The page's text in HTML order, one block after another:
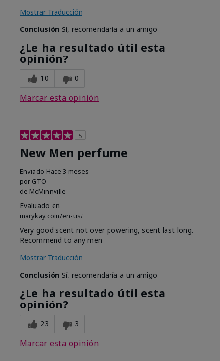
Mostrar Traducción
Conclusión Sí, recomendaría a un amigo
¿Le ha resultado útil esta
opinión?
10 0
Marcar esta opinión
5
New Men perfume
Enviado Hace 3 meses
por GTO
de McMinnville
Evaluado en
marykay.com/en-us/
Very good scent not over powering, scent last long.
Recommend to any men
Mostrar Traducción
Conclusión Sí, recomendaría a un amigo
¿Le ha resultado útil esta
opinión?
23 3
Marcar esta opinión